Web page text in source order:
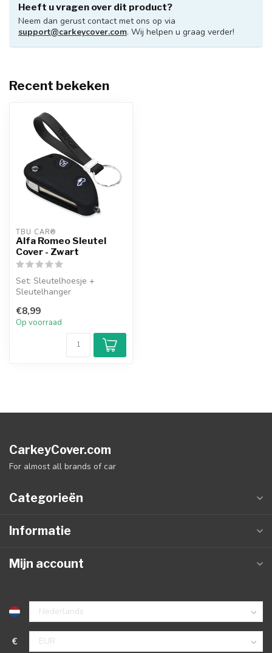
Heeft u vragen over dit product?
Neem dan gerust contact met ons op via
support@carkeycover.com. Wij helpen u graag verder!
Recent bekeken
TBU CAR®
Alfa Romeo Sleutel
Cover - Zwart
Set: Sleutelhoesje +
Sleutelhanger
€8,99
Op voorraad
CarkeyCover.com
For almost all brands of car
Categorieën
Informatie
Mijn account
€